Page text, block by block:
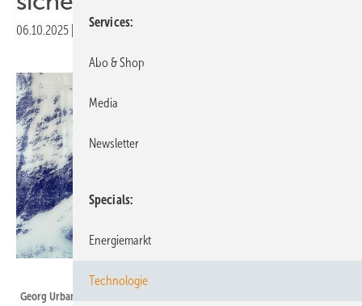
06.10.2025 Druckvorschau
Georg Urban leitet das Europageschäft des US-Unternehmens Voltage
Services
Abo & Shop
Media
Newsletter
Specials
Energiemarkt
Technologie